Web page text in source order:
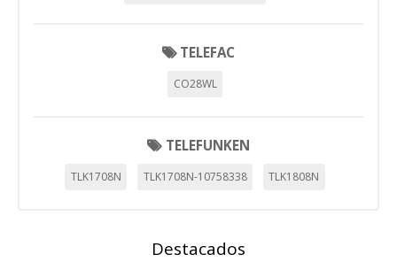
TELEFAC
CO28WL
TELEFUNKEN
TLK1708N TLK1708N-10758338 TLK1808N
Destacados